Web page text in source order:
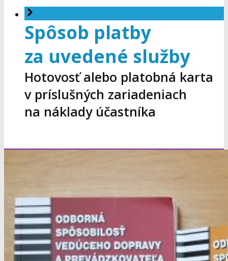
Spôsob platby
za uvedené služby
Hotovosť alebo platobná karta
v príslušných zariadeniach
na náklady účastníka